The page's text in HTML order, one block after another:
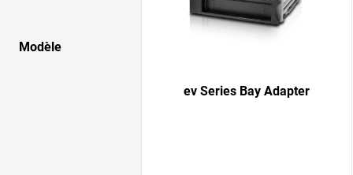
Modèle
ev Series Bay Adapter